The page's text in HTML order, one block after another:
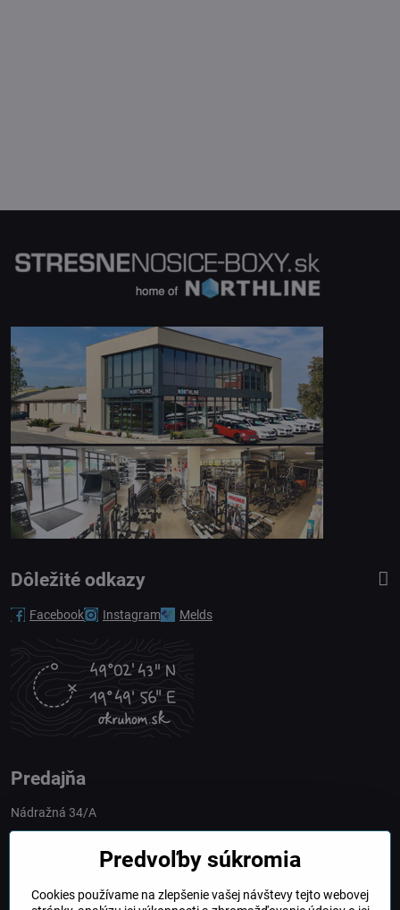
Dôležité odkazy
Facebook Instagram Melds
Predajňa
Nádražná 34/A
obchod​@northline​.sk
Predvoľby súkromia
Cookies používame na zlepšenie vašej návštevy tejto webovej